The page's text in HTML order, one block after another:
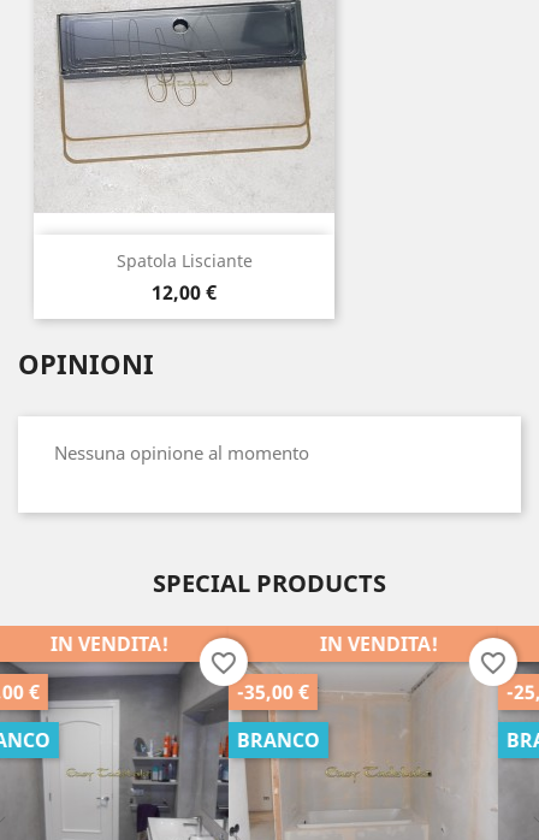
Spatola Lisciante
Prezzo
12,00 €
OPINIONI
Nessuna opinione al momento
SPECIAL PRODUCTS
IN VENDITA!
-35,00 €
BRANCO
favorite_border
IN VENDITA!
-25,00 €
BRANCO